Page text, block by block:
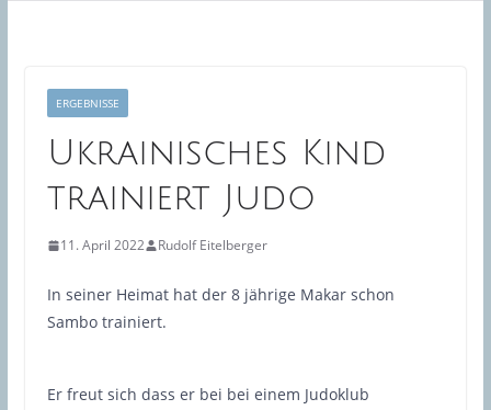
ERGEBNISSE
Ukrainisches Kind
trainiert Judo
11. April 2022 Rudolf Eitelberger
In seiner Heimat hat der 8 jährige Makar schon
Sambo trainiert.
Er freut sich dass er bei bei einem Judoklub